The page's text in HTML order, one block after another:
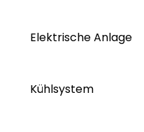
Elektrische Anlage
Kühlsystem